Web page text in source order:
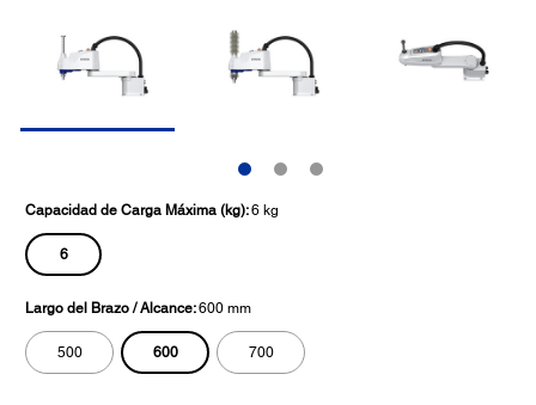
Capacidad de Carga Máxima (kg):6 kg
6
Largo del Brazo / Alcance:600 mm
500 600 700